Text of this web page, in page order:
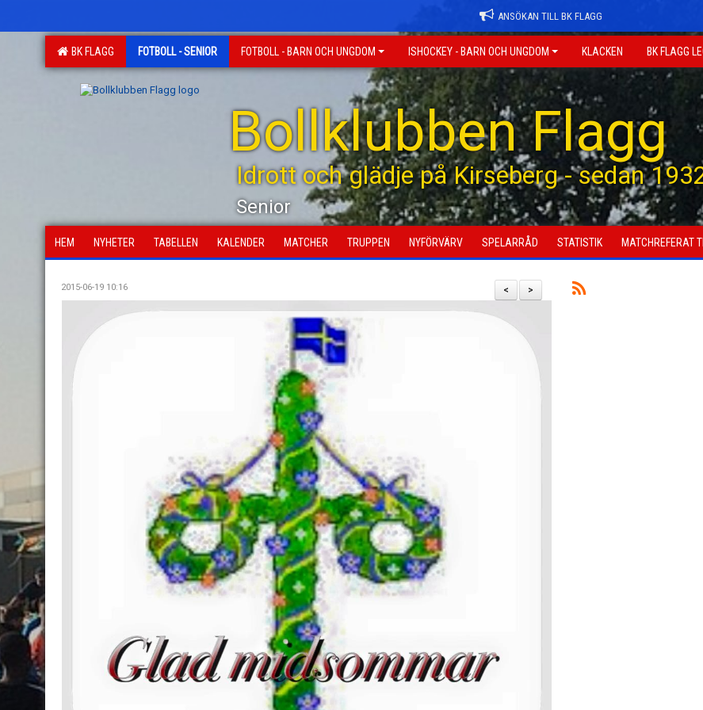
ANSÖKAN TILL BK FLAGG
BK FLAGG FOTBOLL - SENIOR FOTBOLL - BARN OCH UNGDOM ISHOCKEY - BARN OCH UNGDOM KLACKEN BK FLAGG
Bollklubben Flagg
Idrott och glädje på Kirseberg - sedan
Senior
HEM NYHETER TABELLEN KALENDER MATCHER TRUPPEN NYFÖRVÄRV SPELARRÅD STATISTIK MATCHREFERAT
>
<
2015-06-19 10:16